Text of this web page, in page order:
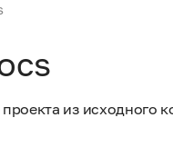
из исходного